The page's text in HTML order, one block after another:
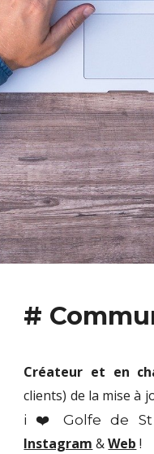
#
Créateur et en
clients) de la mise à
i ❤️ Golfe de
Instagram &Web !